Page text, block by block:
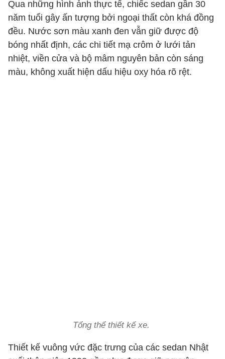
Qua những hình ảnh thực tế, chiếc sedan gần 30
năm tuổi gây ấn tượng bởi ngoại thất còn khá đồng
đều. Nước sơn màu xanh đen vẫn giữ được độ
bóng nhất định, các chi tiết mạ crôm ở lưới tản
nhiệt, viền cửa và bộ mâm nguyên bản còn sáng
màu, không xuất hiện dấu hiệu oxy hóa rõ rệt.
Tổng thể thiết kế xe.
Thiết kế vuông vức đặc trưng của các sedan Nhật